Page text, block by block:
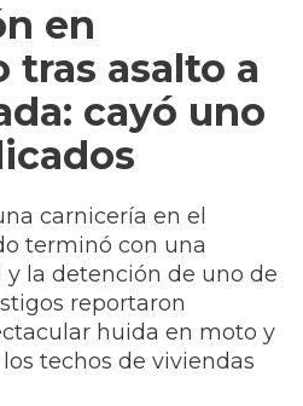
en
tras asalto a
cayó uno
carnicería en el
terminó con una
la detención de uno de
reportaron
huida en moto y
techos de viviendas